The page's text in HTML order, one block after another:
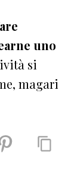
uno
si
magari